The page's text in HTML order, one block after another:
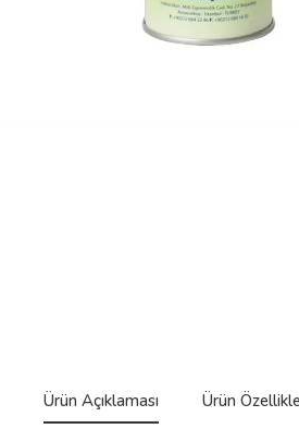
Ürün Açıklaması Ürün